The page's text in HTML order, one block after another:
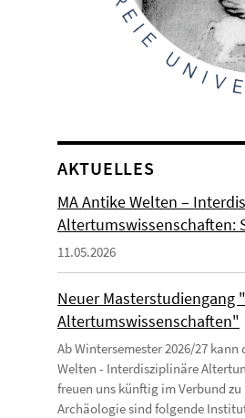
AKTUELLES
MA Antike Welten –
Altertumswissenschaften:
11.05.2026
Neuer Masterstudiengang
Altertumswissenschaften"
Ab Wintersemester 2026/27
Welten - Interdisziplinäre
freuen uns künftig im Verbund
Archäologie sind folgende